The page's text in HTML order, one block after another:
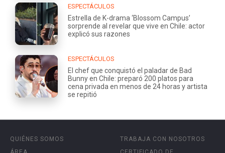
ESPECTÁCULOS
Estrella de K-drama ‘Blossom Campus’
sorprende al revelar que vive en Chile: actor
explicó sus razones
ESPECTÁCULOS
El chef que conquistó el paladar de Bad
Bunny en Chile: preparó 200 platos para
cena privada en menos de 24 horas y artista
se repitió
QUIÉNES SOMOS
TRABAJA CON NOSOTROS